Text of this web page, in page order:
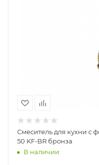
Смеситель для кухни с
50 KF-BR бронза
В наличии